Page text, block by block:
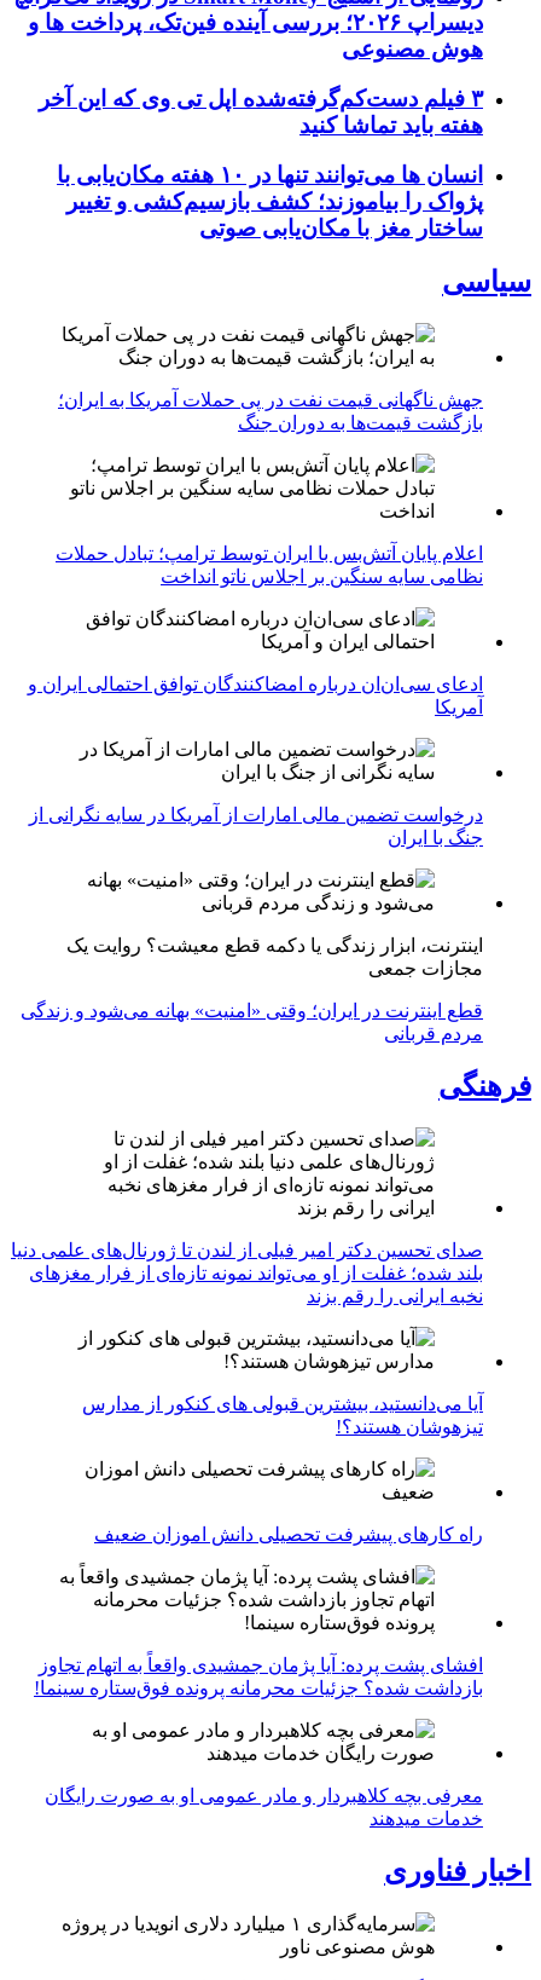
دیسراپ ۲۰۲۶؛ بررسی آینده فین‌تک، پرداخت‌ ها و
هوش مصنوعی
۳ فیلم دست‌کم‌گرفته‌شده اپل تی وی که این آخر
هفته باید تماشا کنید
انسان‌ ها می‌توانند تنها در ۱۰ هفته مکان‌یابی با
پژواک را بیاموزند؛ کشف بازسیم‌کشی و تغییر
ساختار مغز با مکان‌یابی صوتی
سیاسی
جهش ناگهانی قیمت نفت در پی حملات آمریکا به ایران؛
بازگشت قیمت‌ها به دوران جنگ
اعلام پایان آتش‌بس با ایران توسط ترامپ؛ تبادل حملات
نظامی سایه سنگین بر اجلاس ناتو انداخت
ادعای سی‌ان‌ان درباره امضاکنندگان توافق احتمالی ایران و
آمریکا
درخواست تضمین مالی امارات از آمریکا در سایه نگرانی از
جنگ با ایران
اینترنت، ابزار زندگی یا دکمه قطع معیشت؟ روایت یک
مجازات جمعی
قطع اینترنت در ایران؛ وقتی «امنیت» بهانه می‌شود و زندگی
مردم قربانی
فرهنگی
صدای تحسین دکتر امیر فیلی از لندن تا ژورنال‌های علمی دنیا
بلند شده؛ غفلت از او می‌تواند نمونه تازه‌ای از فرار مغزهای
نخبه ایرانی را رقم بزند
آیا می‌دانستید، بیشترین قبولی های کنکور از مدارس
تیزهوشان هستند؟!
راه کارهای پیشرفت تحصیلی دانش اموزان ضعیف
افشای پشت پرده: آیا پژمان جمشیدی واقعاً به اتهام تجاوز
بازداشت شده؟ جزئیات محرمانه پرونده فوق‌ستاره سینما!
معرفی بچه کلاهبردار و مادر عمومی او به صورت رایگان
خدمات میدهند
اخبار فناوری